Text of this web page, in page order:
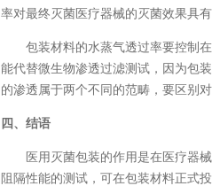
率对最终灭菌医疗器械的灭菌效果具
包装材料的水蒸气透过率要控制在
能代替微生物渗透过滤测试，因为包
的渗透属于两个不同的范畴，要区别对
四、结语
医用灭菌包装的作用是在医疗器械
阻隔性能的测试，可在包装材料正式